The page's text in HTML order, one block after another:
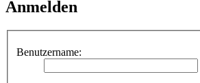
Anmelden
Benutzername: